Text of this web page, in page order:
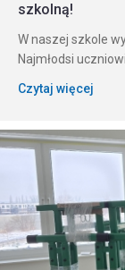
szkolną!
W naszej szkole
Najmłodsi
Czytaj więcej